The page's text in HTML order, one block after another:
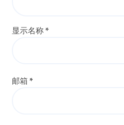
显示名称 *
邮箱 *